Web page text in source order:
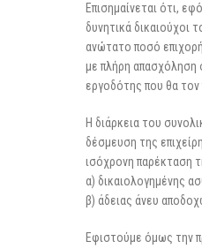
Επισημαίνεται ότι,
δυνητικά δικαιούχοι
ανώτατο ποσό
με πλήρη απασχόληση
εργοδότης που θα
Η διάρκεια του
δέσμευση της
ισόχρονη παρέκταση
α) δικαιολογημένης
β) άδειας άνευ
Εφιστούμε όμως την